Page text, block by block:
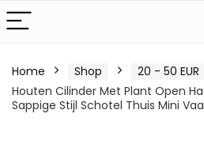
Home Shop 20 - 50 EUR
Houten Cilinder Met Plant Open
Sappige Stijl Schotel Thuis Mini